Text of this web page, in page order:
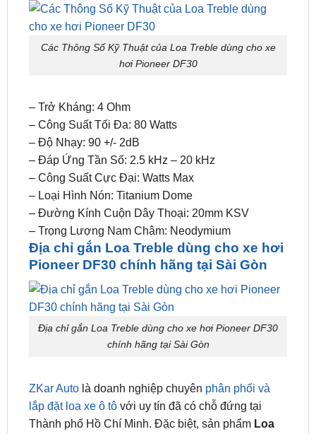
Các Thông Số Kỹ Thuật của Loa Treble dùng cho xe
hơi Pioneer DF30
– Trở Kháng: 4 Ohm
– Công Suất Tối Đa: 80 Watts
– Độ Nhạy: 90 +/- 2dB
– Đáp Ứng Tần Số: 2.5 kHz – 20 kHz
– Công Suất Cực Đại: Watts Max
– Loại Hình Nón: Titanium Dome
– Đường Kính Cuộn Dây Thoại: 20mm KSV
– Trọng Lượng Nam Châm: Neodymium
Địa chỉ gắn Loa Treble dùng cho xe hơi
Pioneer DF30 chính hãng tại Sài Gòn
Địa chỉ gắn Loa Treble dùng cho xe hơi Pioneer DF30
chính hãng tại Sài Gòn
ZKar Autolà doanh nghiệp chuyên phân phối và
lắp đặt loa xe ô tôvới uy tín đã có chỗ đứng tại
Thành phố Hồ Chí Minh. Đặc biệt, sản phẩm Loa